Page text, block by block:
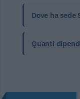
Dove ha sede
Quanti